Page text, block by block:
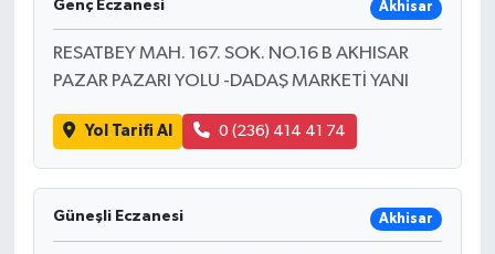
Genç Eczanesi Akhisar
RESATBEY MAH. 167. SOK. NO.16 B AKHISAR
PAZAR PAZARI YOLU -DADAŞ MARKETİ YANI
Yol Tarifi Al 0 (236) 414 41 74
Güneşli Eczanesi Akhisar